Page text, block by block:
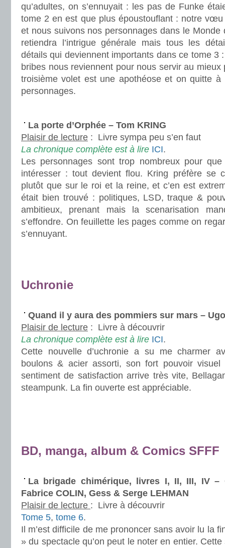
qu’adultes, on s’ennuyait : les pas de Funke
tome 2 en est que plus époustouflant : notre
et nous suivons nos personnages dans le Monde
retiendra l’intrigue générale mais tous les
détails qui deviennent importants dans ce tome 3
bribes nous reviennent pour nous servir au
troisième volet est une apothéose et on quitte
personnages.
La porte d’Orphée – Tom KRING
Plaisir de lecture : Livre sympa peu s’en faut
La chronique complète est à lire ICI.
Les personnages sont trop nombreux pour
intéresser : tout devient flou. Kring préfère se
plutôt que sur le roi et la reine, et c’en est
était bien trouvé : politiques, LSD, traque &
ambitieux, prenant mais la scenarisation
s’effondre. On feuillette les pages comme on
s’ennuyant.
Uchronie
Quand il y aura des pommiers sur mars –
Plaisir de lecture : Livre à découvrir
La chronique complète est à lire ICI.
Cette nouvelle d’uchronie a su me charmer
boulons & acier assorti, son fort pouvoir
sentiment de satisfaction arrive très vite,
steampunk. La fin ouverte est appréciable.
BD, manga, album & Comics SFFF
La brigade chimérique, livres I, II, III, IV –
Fabrice COLIN, Gess & Serge LEHMAN
Plaisir de lecture : Livre à découvrir
Tome 5, tome 6.
Il m’est difficile de me prononcer sans avoir lu la
» du spectacle qu’on peut le noter en entier.